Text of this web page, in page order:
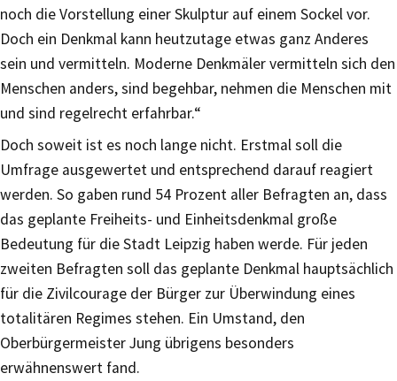
noch die Vorstellung einer Skulptur auf einem Sockel vor.
Doch ein Denkmal kann heutzutage etwas ganz Anderes
sein und vermitteln. Moderne Denkmäler vermitteln sich den
Menschen anders, sind begehbar, nehmen die Menschen mit
und sind regelrecht erfahrbar.“
Doch soweit ist es noch lange nicht. Erstmal soll die
Umfrage ausgewertet und entsprechend darauf reagiert
werden. So gaben rund 54 Prozent aller Befragten an, dass
das geplante Freiheits- und Einheitsdenkmal große
Bedeutung für die Stadt Leipzig haben werde. Für jeden
zweiten Befragten soll das geplante Denkmal hauptsächlich
für die Zivilcourage der Bürger zur Überwindung eines
totalitären Regimes stehen. Ein Umstand, den
Oberbürgermeister Jung übrigens besonders
erwähnenswert fand.